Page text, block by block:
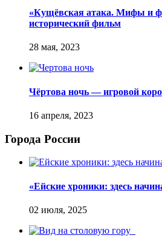
«Кущёвская атака. Мифы и
исторический фильм
Чёртова ночь — игровой
Города России
«Ейские хроники: здесь